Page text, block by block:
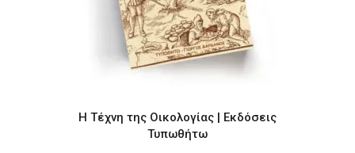
Η Τέχνη της Οικολογίας | Εκδόσεις
Τυπωθήτω